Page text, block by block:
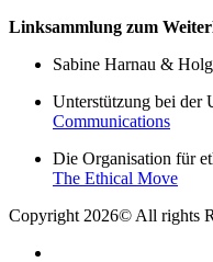
Linksammlung zum
Sabine Harnau &
Unterstützung bei der
Communications
Die Organisation für
The Ethical Move
Copyright 2026© All rights